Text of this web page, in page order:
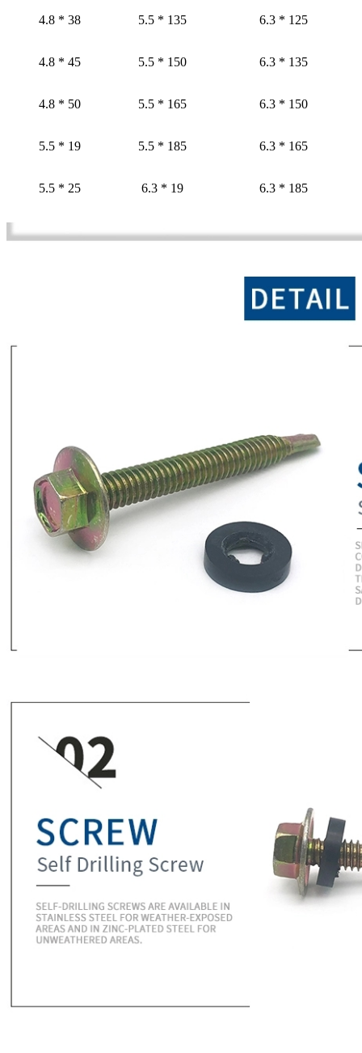
4.8 * 38 5.5 * 135 6.3 * 125
4.8 * 45 5.5 * 150 6.3 * 135
4.8 * 50 5.5 * 165 6.3 * 150
5.5 * 19 5.5 * 185 6.3 * 165
5.5 * 25 6.3 * 19 6.3 * 185